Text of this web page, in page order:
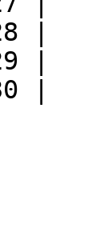
28 |
29 |